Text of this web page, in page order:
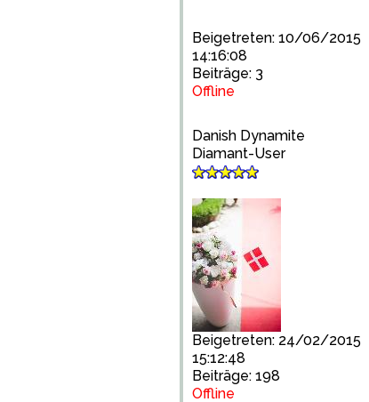
Beigetreten: 10/06/2015
14:16:08
Beiträge: 3
Offline
Danish Dynamite
Diamant-User
Beigetreten: 24/02/2015
15:12:48
Beiträge: 198
Offline